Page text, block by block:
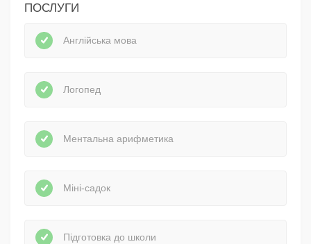
ПОСЛУГИ
Англійська мова
Логопед
Ментальна арифметика
Міні-садок
Підготовка до школи